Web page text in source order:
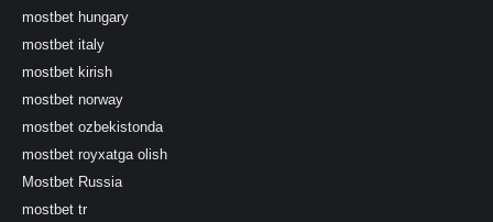
mostbet hungary
mostbet italy
mostbet kirish
mostbet norway
mostbet ozbekistonda
mostbet royxatga olish
Mostbet Russia
mostbet tr